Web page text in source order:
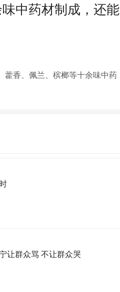
中药材制成，还能
藿香、佩兰、槟榔等十余味中药
让群众骂 不让群众哭